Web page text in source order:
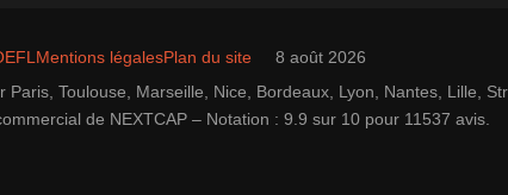
Mentions légalesPlan du site
8 août 2026
Toulouse, Marseille, Nice, Bordeaux, Lyon, Nantes, Lille,
de NEXTCAP – Notation : 9.9 sur 10 pour 11537 avis.